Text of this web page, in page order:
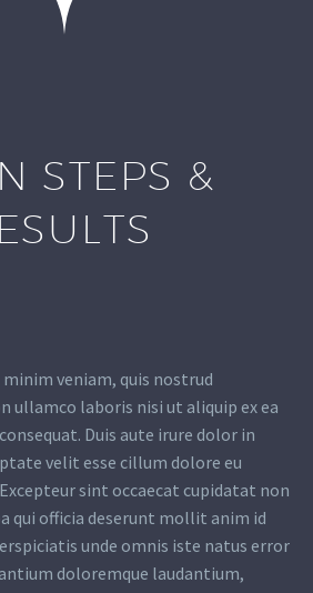
STEPS &
minim veniam, quis nostrud
ullamco laboris nisi ut aliquip ex ea
Duis aute irure dolor in
velit esse cillum dolore eu
sint occaecat cupidatat non
qui officia deserunt mollit anim id
unde omnis iste natus error
doloremque laudantium,